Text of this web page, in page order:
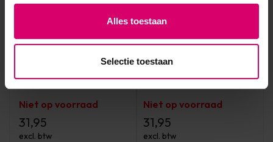
Alles toestaan
Selectie toestaan
Crystal Nails Xtreme
Fusion AcrylGel Glowy
vrij *niet leverbaar*
Niet op voorraad
31,95
excl. btw
Acrylgel - Glitter Burgundy
Niet op voorraad
31,95
excl. btw